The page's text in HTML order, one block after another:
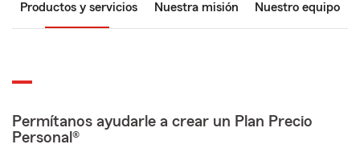
Productos y servicios Nuestra misión Nuestro equipo
Permítanos ayudarle a crear un Plan Precio
Personal®